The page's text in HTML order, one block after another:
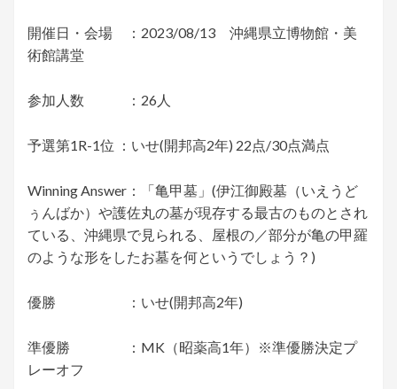
開催日・会場 ：2023/08/13 沖縄県立博物館・美
術館講堂
参加人数 ：26人
予選第1R-1位 ：いせ(開邦高2年) 22点/30点満点
Winning Answer：「亀甲墓」(伊江御殿墓（いえうど
ぅんばか）や護佐丸の墓が現存する最古のものとされ
ている、沖縄県で見られる、屋根の／部分が亀の甲羅
のような形をしたお墓を何というでしょう？)
優勝 ：いせ(開邦高2年)
準優勝 ：MK（昭薬高1年）※準優勝決定プ
レーオフ